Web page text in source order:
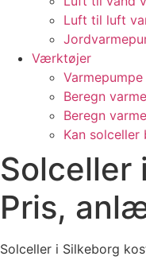
Luft til luft
Værktøjer
Beregn
Beregn
Kan solceller
Solceller
Pris,
Solceller i Silkeborg